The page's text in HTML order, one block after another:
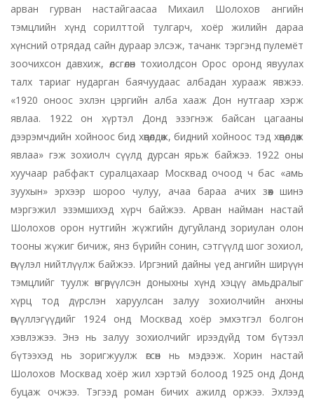
арван гурван настайгаасаа Михаил Шолохов ангийн
тэмцлийн хүнд сорилттой тулгарч, хоёр жилийн дараа
хүнсний отрядад сайн дураар элсэж, тачанк тэргэнд пулемёт
зоочихсон давхиж, өлсгөлөн тохиолдсон Орос оронд явуулах
талх тариаг нударган баячуудаас албадан хурааж явжээ.
«1920 оноос эхлэн цэргийн алба хааж Дон нутгаар хэрж
явлаа. 1922 он хүртэл Донд эзэгнэж байсан цагааны
дээрэмчдийн хойноос бид хөөцөлдөж, бидний хойноос тэд хөөцөлдөж
явлаа» гэж зохиолч сүүлд дурсан ярьж байжээ. 1922 оны
хуучаар рабфакт суралцахаар Москвад очоод ч бас «амь
зуухын» эрхээр шороо чулуу, ачаа бараа ачих зөөх шинэ
мэргэжил эзэмшихэд хүрч байжээ. Арван найман настай
Шолохов орон нутгийн жүжгийн дугуйланд зориулан олон
тооны жүжиг бичиж, янз бүрийн сонин, сэтгүүлд шог зохиол,
өгүүлэл нийтлүүлж байжээ. Иргэний дайны үед ангийн ширүүн
тэмцлийг туулж өнгөрүүлсэн доныхны хүнд хэцүү амьдралыг
хүрц тод дүрслэн харуулсан залуу зохиолчийн анхны
өгүүллэгүүдийг 1924 онд Москвад хоёр эмхэтгэл болгон
хэвлэжээ. Энэ нь залуу зохиолчийг ирээдүйд том бүтээл
бүтээхэд нь зоригжуулж өгсөн нь мэдээж. Хорин настай
Шолохов Москвад хоёр жил хэртэй болоод 1925 онд Донд
буцаж очжээ. Тэгээд роман бичих ажилд оржээ. Эхлээд